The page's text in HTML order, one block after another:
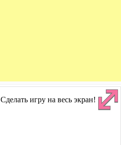
Сделать игру на весь экран!